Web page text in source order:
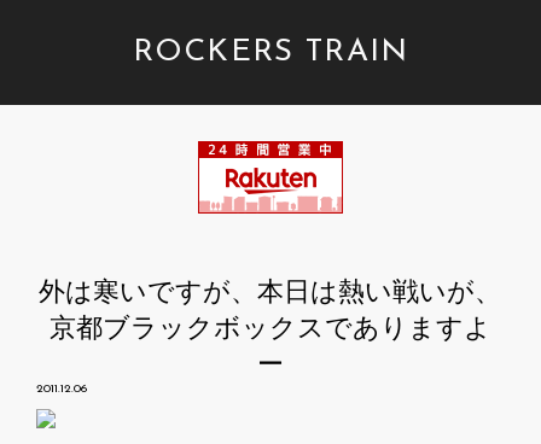
ROCKERS TRAIN
外は寒いですが、本日は熱い戦いが、
京都ブラックボックスでありますよ
ー
2011.12.06